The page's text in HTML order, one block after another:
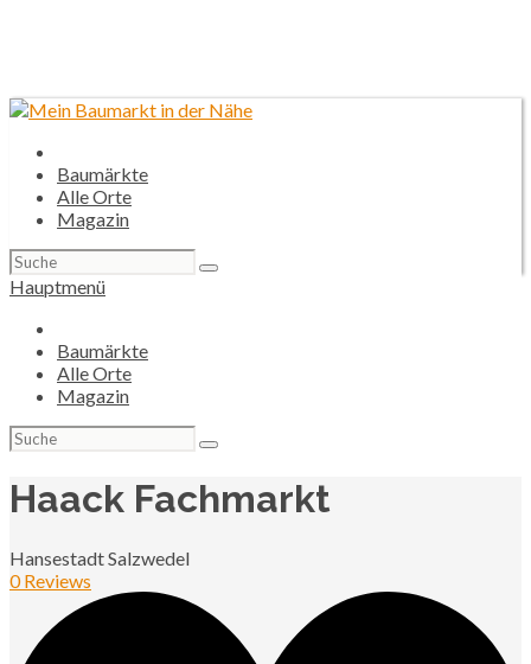
Baumärkte
Alle Orte
Magazin
Suchen
nach:
Hauptmenü
Baumärkte
Alle Orte
Magazin
Suchen
nach:
Haack Fachmarkt
Hansestadt Salzwedel
0 Reviews